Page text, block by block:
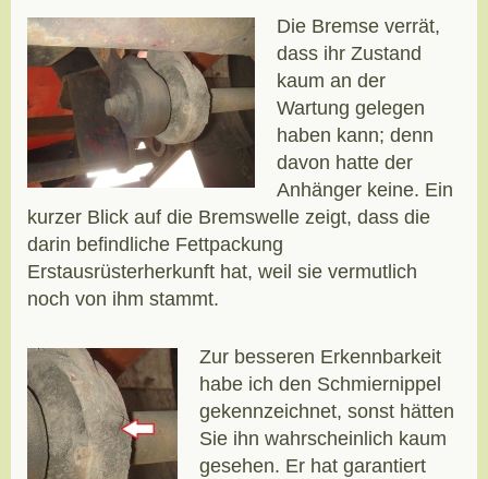
Die Bremse verrät,
dass ihr Zustand
kaum an der
Wartung gelegen
haben kann; denn
davon hatte der
Anhänger keine. Ein
kurzer Blick auf die Bremswelle zeigt, dass die
darin befindliche Fettpackung
Erstausrüsterherkunft hat, weil sie vermutlich
noch von ihm stammt.
Zur besseren Erkennbarkeit
habe ich den Schmiernippel
gekennzeichnet, sonst hätten
Sie ihn wahrscheinlich kaum
gesehen. Er hat garantiert